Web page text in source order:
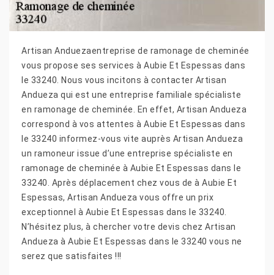
Artisan Anduezaentreprise de ramonage de cheminée
vous propose ses services à Aubie Et Espessas dans
le 33240. Nous vous incitons à contacter Artisan
Andueza qui est une entreprise familiale spécialiste
en ramonage de cheminée. En effet, Artisan Andueza
correspond à vos attentes à Aubie Et Espessas dans
le 33240 informez-vous vite auprès Artisan Andueza
un ramoneur issue d’une entreprise spécialiste en
ramonage de cheminée à Aubie Et Espessas dans le
33240. Après déplacement chez vous de à Aubie Et
Espessas, Artisan Andueza vous offre un prix
exceptionnel à Aubie Et Espessas dans le 33240.
N’hésitez plus, à chercher votre devis chez Artisan
Andueza à Aubie Et Espessas dans le 33240 vous ne
serez que satisfaites !!!